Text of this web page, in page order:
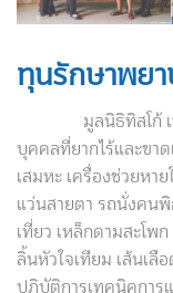
ทุนรักษาพยา
มูลนิธิทิสโก้ เพื่อ
บุคคลที่ยากไร้และขา
เสมหะ เครื่องช่วยหา
แว่นสายตา รถนั่งคนพิ
เที่ยว เหล็กดามสะโพ
ลิ้นหัวใจเทียม เส้นเลื
ปฎิบัติการเทคนิคการ